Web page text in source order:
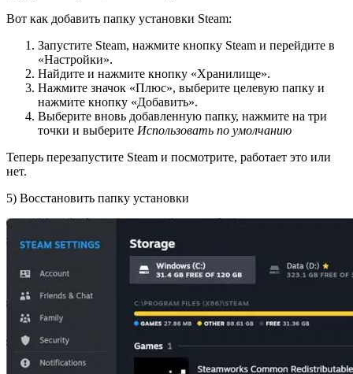
Вот как добавить папку установки Steam:
Запустите Steam, нажмите кнопку Steam и перейдите в
«Настройки».
Найдите и нажмите кнопку «Хранилище».
Нажмите значок «Плюс», выберите целевую папку и
нажмите кнопку «Добавить».
Выберите вновь добавленную папку, нажмите на три
точки и выберите Использовать по умолчанию
Теперь перезапустите Steam и посмотрите, работает это или
нет.
5) Восстановить папку установки